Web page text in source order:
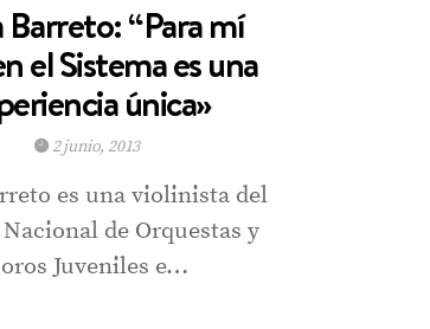
Barreto: “Para mí
el Sistema es una
única»
2 junio, 2013
es una violinista del
de Orquestas y
Juveniles e…